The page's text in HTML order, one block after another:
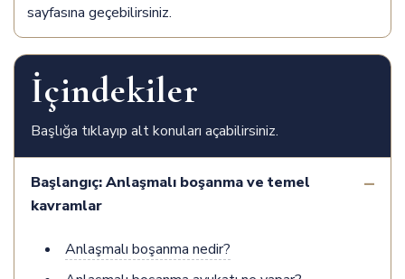
sayfasına geçebilirsiniz.
İçindekiler
Başlığa tıklayıp alt konuları açabilirsiniz.
Başlangıç: Anlaşmalı boşanma ve temel
kavramlar
Anlaşmalı boşanma nedir?